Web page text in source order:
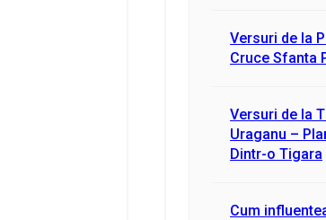
Versuri de la
Cruce Sfanta
Versuri de la
Uraganu –
Dintr-o Tigara
Cum